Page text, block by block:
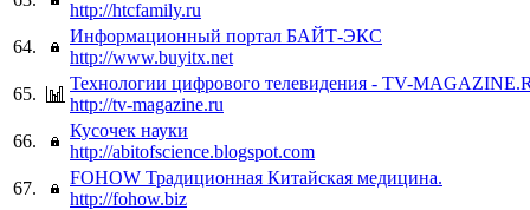
http://htcfamily.ru
64.
Информационный портал БАЙТ-ЭКС
http://www.buyitx.net
65.
Технологии цифрового телевидения - TV-
http://tv-magazine.ru
66.
Кусочек науки
http://abitofscience.blogspot.com
67.
FOHOW Традиционная Китайская медицина.
http://fohow.biz